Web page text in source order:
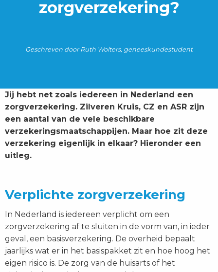
zorgverzekering?
Geschreven door Ruth Wolters, geneeskundestudent
Jij hebt net zoals iedereen in Nederland een
zorgverzekering. Zilveren Kruis, CZ en ASR zijn
een aantal van de vele beschikbare
verzekeringsmaatschappijen. Maar hoe zit deze
verzekering eigenlijk in elkaar? Hieronder een
uitleg.
Verplichte zorgverzekering
In Nederland is iedereen verplicht om een
zorgverzekering af te sluiten in de vorm van, in ieder
geval, een basisverzekering. De overheid bepaalt
jaarlijks wat er in het basispakket zit en hoe hoog het
eigen risico is. De zorg van de huisarts of het